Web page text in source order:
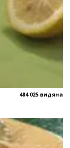
484 025 видяна